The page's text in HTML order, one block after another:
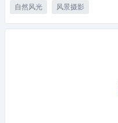
自然风光 风景摄影